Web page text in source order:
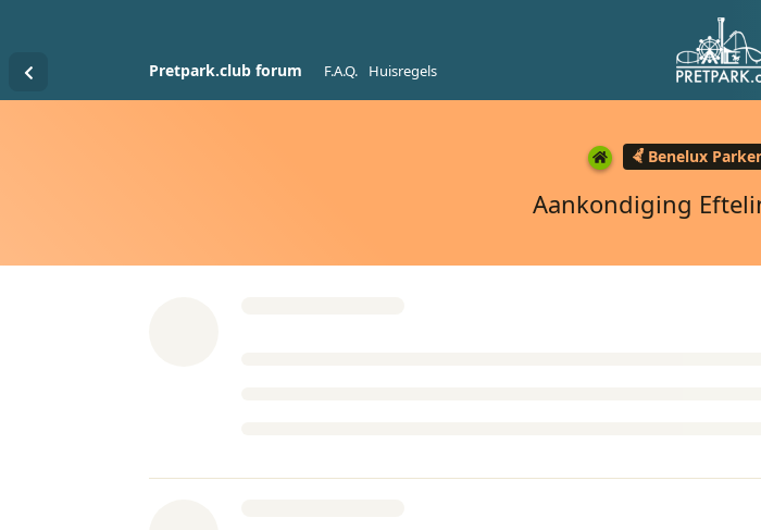
Pretpark.club forum F.A.Q. Huisregels
Benelux
Aankondiging